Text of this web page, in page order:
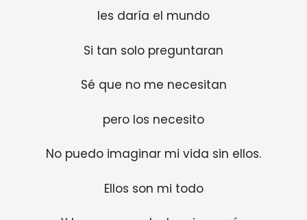
les daría el mundo
Si tan solo preguntaran
Sé que no me necesitan
pero los necesito
No puedo imaginar mi vida sin ellos.
Ellos son mi todo